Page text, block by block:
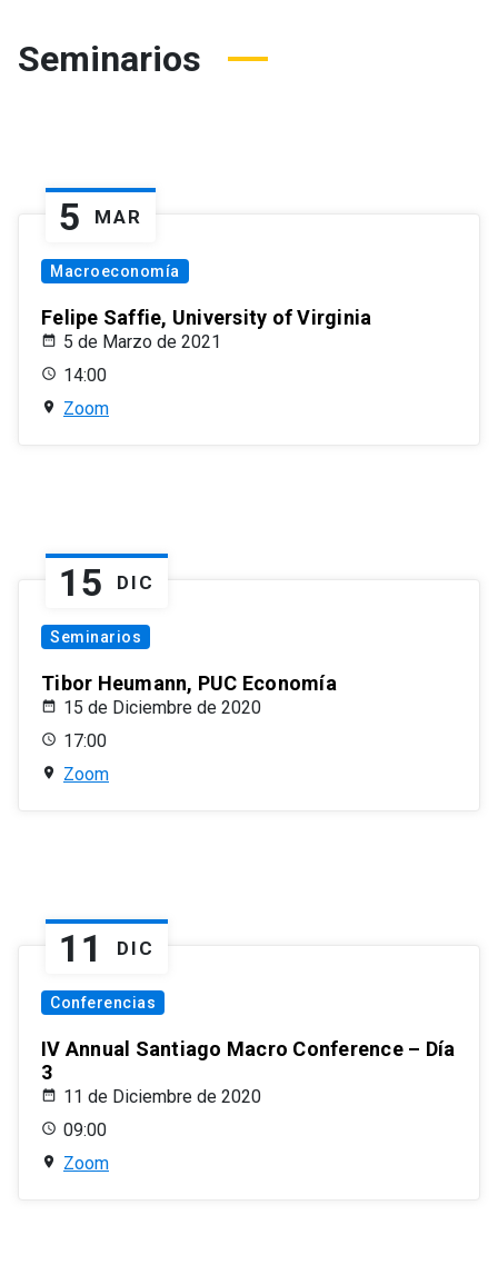
Seminarios
5 MAR
Macroeconomía
Felipe Saffie, University of Virginia
5 de Marzo de 2021
14:00
Zoom
15 DIC
Seminarios
Tibor Heumann, PUC Economía
15 de Diciembre de 2020
17:00
Zoom
11 DIC
Conferencias
IV Annual Santiago Macro Conference – Día
3
11 de Diciembre de 2020
09:00
Zoom